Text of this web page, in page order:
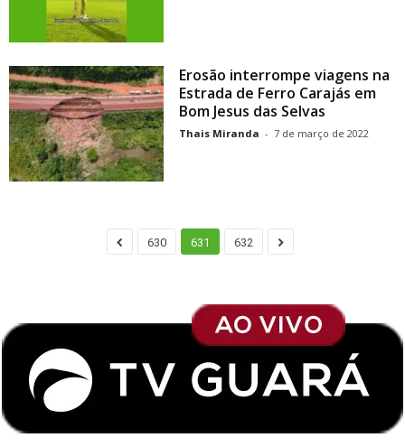
Erosão interrompe viagens na
Estrada de Ferro Carajás em
Bom Jesus das Selvas
Thais Miranda - 7 de março de 2022
630 631 632